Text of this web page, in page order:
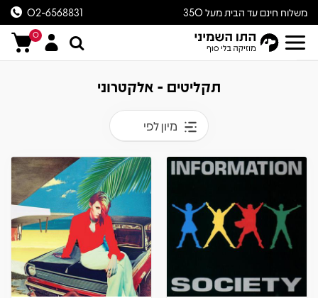
משלוח חינם עד הבית מעל 350
ש״ח
02-6568831
0
תקליטים - אלקטרוני
מיון לפי